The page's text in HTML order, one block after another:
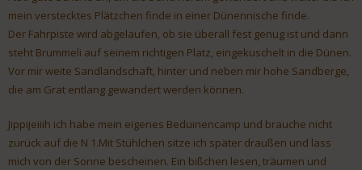
mein verstecktes Plätzchen finde in einer Dünennische finde.
Der Fahrpiste wird abgelaufen, ob sie überall fest genug ist und dann
steht Brummeli auf seinem richtigen Platz, eingekuschelt in die Dünen.
Vor mir weite Sandlandschaft, hinter und neben mir hohe Sandberge,
die am Grat entlang gewandert werden können.
Jippijeiiih ich habe mein eigenes Beduinencamp und brauche nicht
zurück auf die N 1.Mit Stühlchen sitze ich später draußen und lass
mich von der Sonne bescheinen. Ein bißchen lesen, träumen und